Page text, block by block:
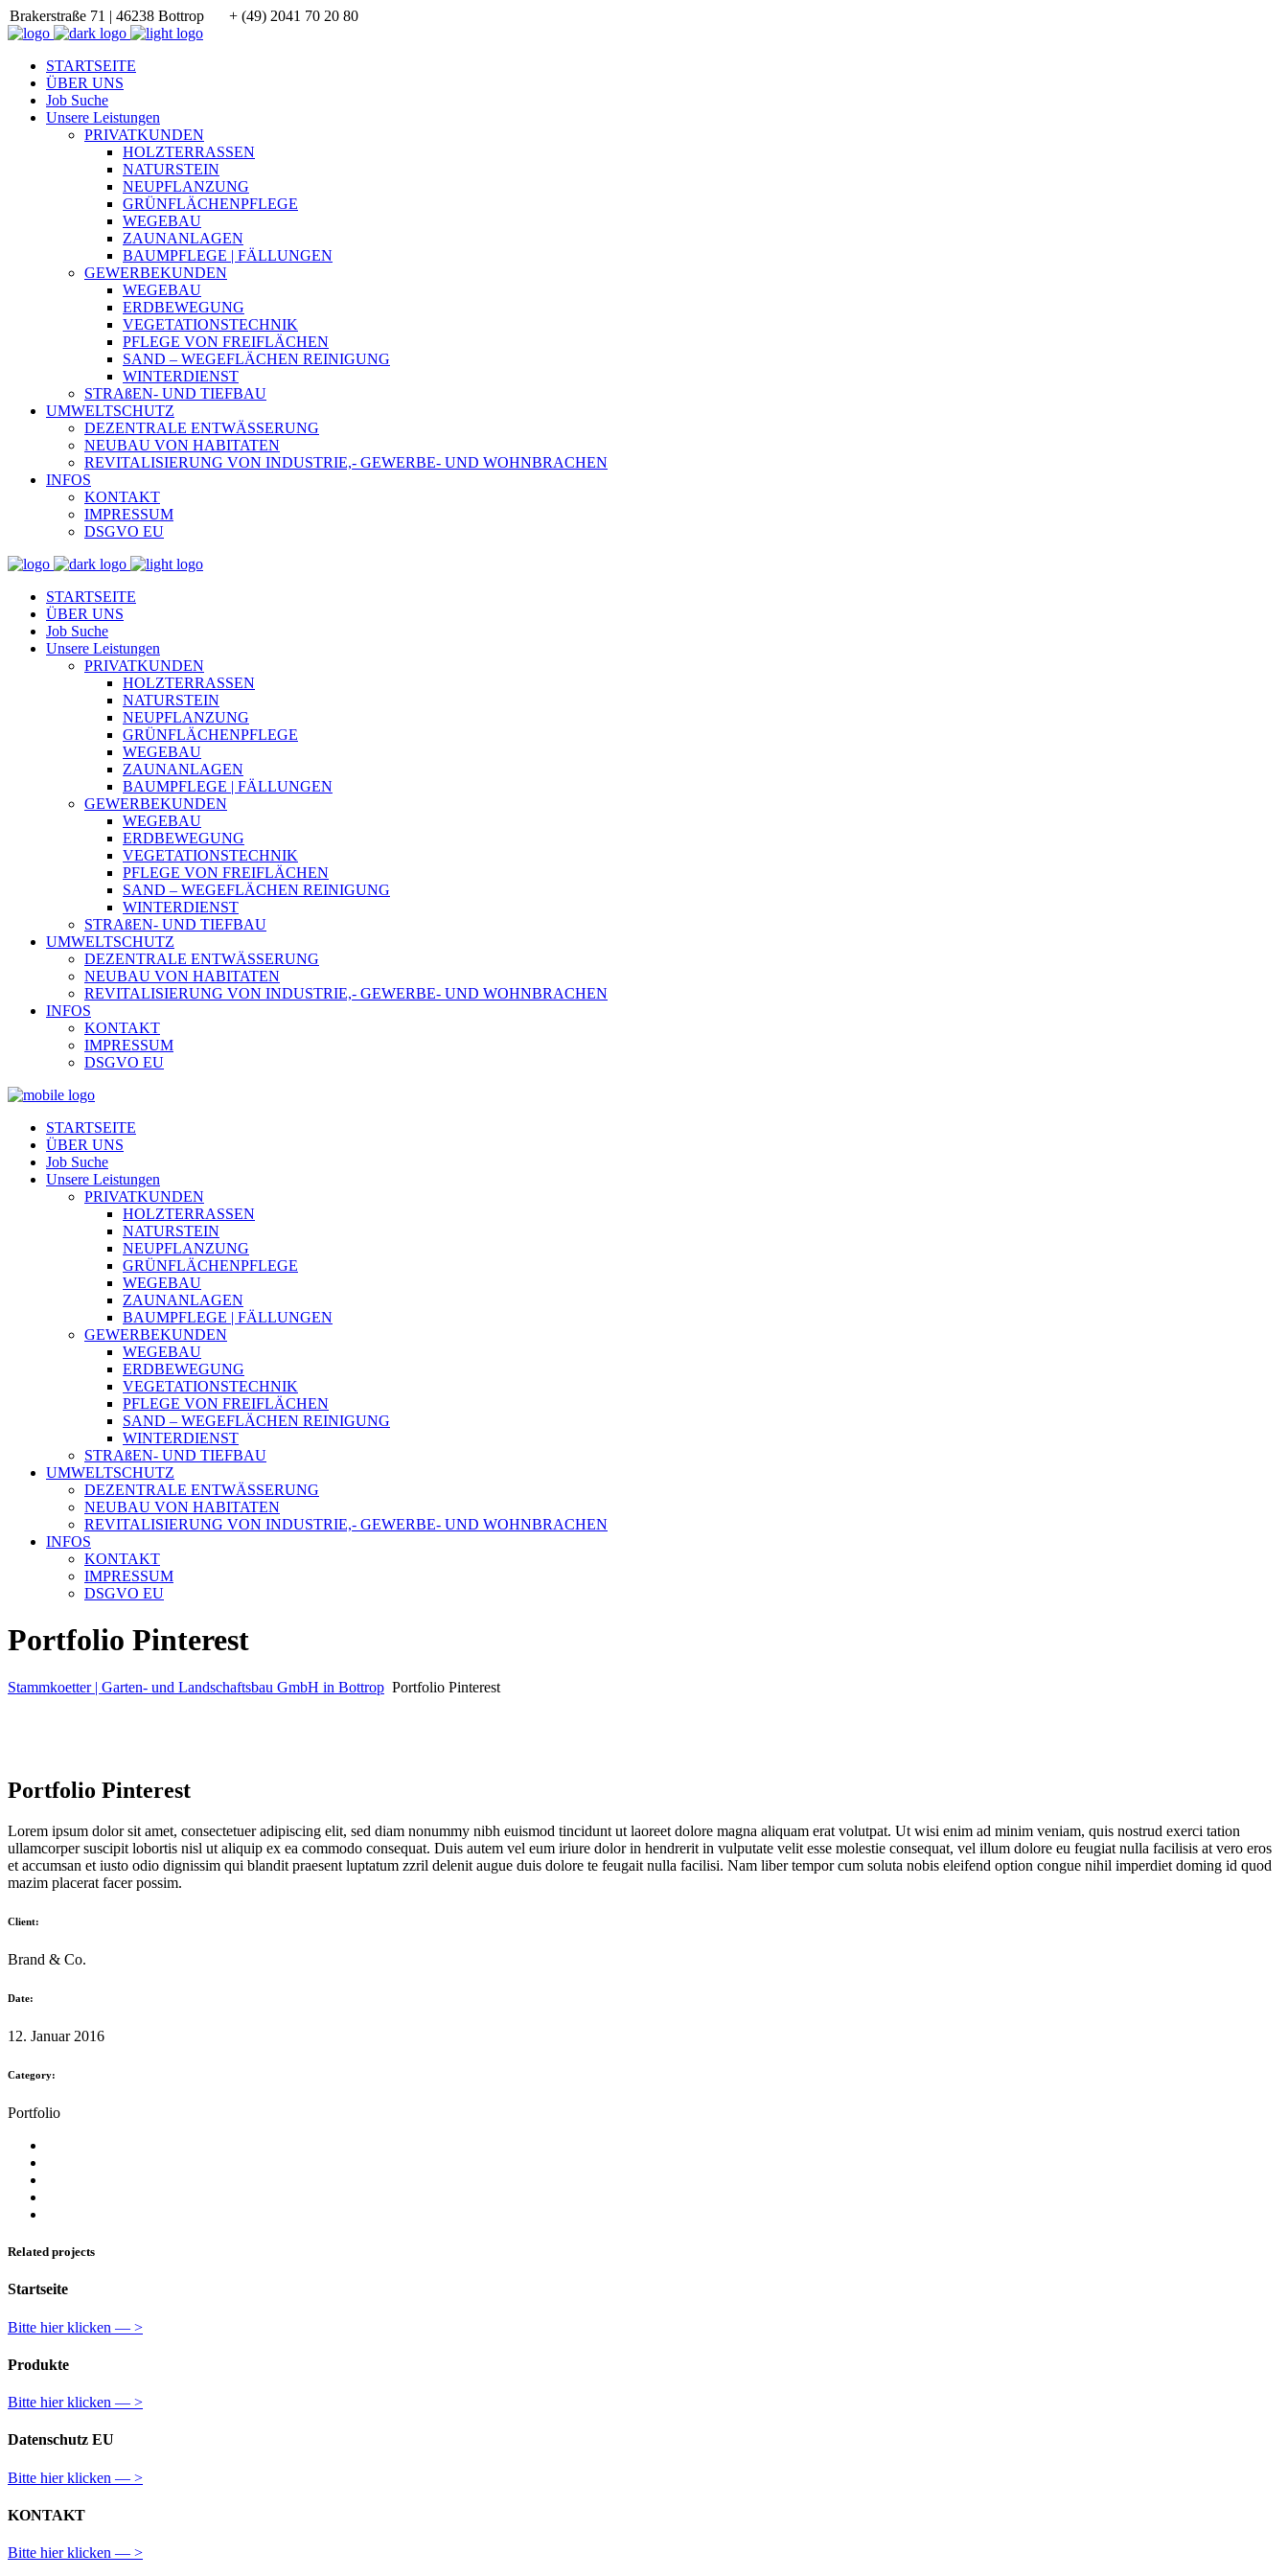
Brakerstraße 71 | 46238 Bottrop + (49) 2041 70 20 80
STARTSEITE
ÜBER UNS
Job Suche
Unsere Leistungen
PRIVATKUNDEN
HOLZTERRASSEN
NATURSTEIN
NEUPFLANZUNG
GRÜNFLÄCHENPFLEGE
WEGEBAU
ZAUNANLAGEN
BAUMPFLEGE | FÄLLUNGEN
GEWERBEKUNDEN
WEGEBAU
ERDBEWEGUNG
VEGETATIONSTECHNIK
PFLEGE VON FREIFLÄCHEN
SAND – WEGEFLÄCHEN REINIGUNG
WINTERDIENST
STRAßEN- UND TIEFBAU
UMWELTSCHUTZ
DEZENTRALE ENTWÄSSERUNG
NEUBAU VON HABITATEN
REVITALISIERUNG VON INDUSTRIE,- GEWERBE- UND WOHNBRACHEN
INFOS
KONTAKT
IMPRESSUM
DSGVO EU
STARTSEITE
ÜBER UNS
Job Suche
Unsere Leistungen
PRIVATKUNDEN
HOLZTERRASSEN
NATURSTEIN
NEUPFLANZUNG
GRÜNFLÄCHENPFLEGE
WEGEBAU
ZAUNANLAGEN
BAUMPFLEGE | FÄLLUNGEN
GEWERBEKUNDEN
WEGEBAU
ERDBEWEGUNG
VEGETATIONSTECHNIK
PFLEGE VON FREIFLÄCHEN
SAND – WEGEFLÄCHEN REINIGUNG
WINTERDIENST
STRAßEN- UND TIEFBAU
UMWELTSCHUTZ
DEZENTRALE ENTWÄSSERUNG
NEUBAU VON HABITATEN
REVITALISIERUNG VON INDUSTRIE,- GEWERBE- UND WOHNBRACHEN
INFOS
KONTAKT
IMPRESSUM
DSGVO EU
STARTSEITE
ÜBER UNS
Job Suche
Unsere Leistungen
PRIVATKUNDEN
HOLZTERRASSEN
NATURSTEIN
NEUPFLANZUNG
GRÜNFLÄCHENPFLEGE
WEGEBAU
ZAUNANLAGEN
BAUMPFLEGE | FÄLLUNGEN
GEWERBEKUNDEN
WEGEBAU
ERDBEWEGUNG
VEGETATIONSTECHNIK
PFLEGE VON FREIFLÄCHEN
SAND – WEGEFLÄCHEN REINIGUNG
WINTERDIENST
STRAßEN- UND TIEFBAU
UMWELTSCHUTZ
DEZENTRALE ENTWÄSSERUNG
NEUBAU VON HABITATEN
REVITALISIERUNG VON INDUSTRIE,- GEWERBE- UND WOHNBRACHEN
INFOS
KONTAKT
IMPRESSUM
DSGVO EU
Portfolio Pinterest
Stammkoetter | Garten- und Landschaftsbau GmbH in Bottrop Portfolio Pinterest
Portfolio Pinterest
Lorem ipsum dolor sit amet, consectetuer adipiscing elit, sed diam nonummy nibh euismod tincidunt ut laoreet dolore magna aliquam erat volutpat. Ut wisi enim ad minim veniam, quis nostrud exerci tation
ullamcorper suscipit lobortis nisl ut aliquip ex ea commodo consequat. Duis autem vel eum iriure dolor in hendrerit in vulputate velit esse molestie consequat, vel illum dolore eu feugiat nulla facilisis at vero eros
et accumsan et iusto odio dignissim qui blandit praesent luptatum zzril delenit augue duis dolore te feugait nulla facilisi. Nam liber tempor cum soluta nobis eleifend option congue nihil imperdiet doming id quod
mazim placerat facer possim.
Client:
Brand & Co.
Date:
12. Januar 2016
Category:
Portfolio
Related projects
Startseite
Bitte hier klicken — >
Produkte
Bitte hier klicken — >
Datenschutz EU
Bitte hier klicken — >
KONTAKT
Bitte hier klicken — >